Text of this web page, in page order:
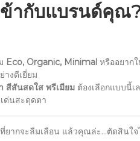
ข้ากับแบรนด์คุณ
Eco, Organic, Minimal หรืออยาก
างดีเยี่ยม
สีสันสดใส พรีเมียม ต้องเลือกแบบนี้เ
ด่นสะดุดตา
ที่ยากจะลืมเลือน แล้วคุณล่ะ…ตัดสินใจ